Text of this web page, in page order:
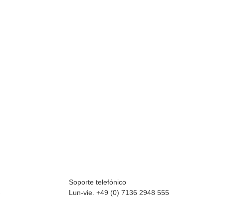
Soporte telefónico
Lun-vie. +49 (0) 7136 2948 555